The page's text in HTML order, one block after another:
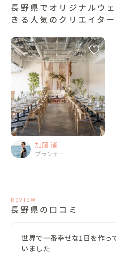
長野県でオリジナルウ
きる人気のクリエイター
加藤 渚
プランナー
REVIEW
長野県の口コミ
世界で一番幸せな1日を作っ
いました